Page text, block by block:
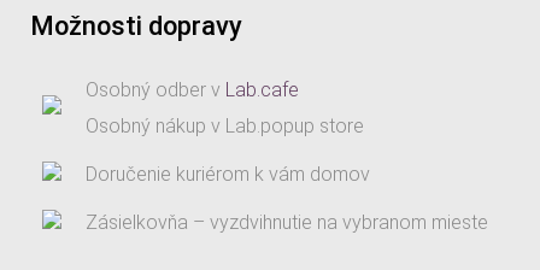
Možnosti dopravy
Osobný odber v Lab.cafe
Osobný nákup v Lab.popup store
Doručenie kuriérom k vám domov
Zásielkovňa – vyzdvihnutie na vybranom mieste